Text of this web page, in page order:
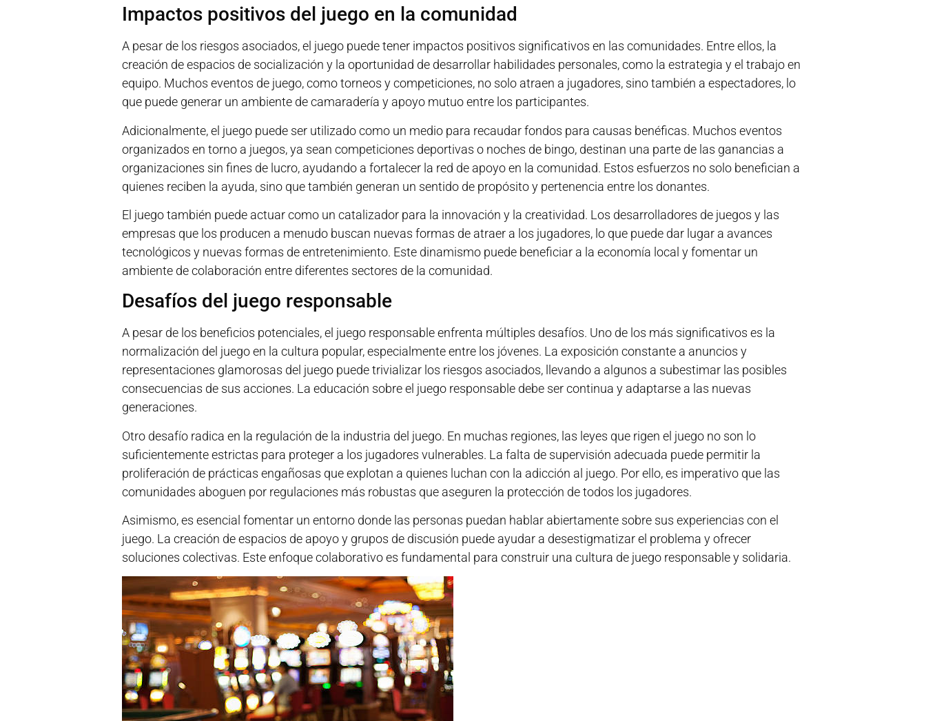
Impactos positivos del juego en la comunidad
A pesar de los riesgos asociados, el juego puede tener impactos positivos significativos en las comunidades. Entre ellos, la
creación de espacios de socialización y la oportunidad de desarrollar habilidades personales, como la estrategia y el trabajo en
equipo. Muchos eventos de juego, como torneos y competiciones, no solo atraen a jugadores, sino también a espectadores, lo
que puede generar un ambiente de camaradería y apoyo mutuo entre los participantes.
Adicionalmente, el juego puede ser utilizado como un medio para recaudar fondos para causas benéficas. Muchos eventos
organizados en torno a juegos, ya sean competiciones deportivas o noches de bingo, destinan una parte de las ganancias a
organizaciones sin fines de lucro, ayudando a fortalecer la red de apoyo en la comunidad. Estos esfuerzos no solo benefician a
quienes reciben la ayuda, sino que también generan un sentido de propósito y pertenencia entre los donantes.
El juego también puede actuar como un catalizador para la innovación y la creatividad. Los desarrolladores de juegos y las
empresas que los producen a menudo buscan nuevas formas de atraer a los jugadores, lo que puede dar lugar a avances
tecnológicos y nuevas formas de entretenimiento. Este dinamismo puede beneficiar a la economía local y fomentar un
ambiente de colaboración entre diferentes sectores de la comunidad.
Desafíos del juego responsable
A pesar de los beneficios potenciales, el juego responsable enfrenta múltiples desafíos. Uno de los más significativos es la
normalización del juego en la cultura popular, especialmente entre los jóvenes. La exposición constante a anuncios y
representaciones glamorosas del juego puede trivializar los riesgos asociados, llevando a algunos a subestimar las posibles
consecuencias de sus acciones. La educación sobre el juego responsable debe ser continua y adaptarse a las nuevas
generaciones.
Otro desafío radica en la regulación de la industria del juego. En muchas regiones, las leyes que rigen el juego no son lo
suficientemente estrictas para proteger a los jugadores vulnerables. La falta de supervisión adecuada puede permitir la
proliferación de prácticas engañosas que explotan a quienes luchan con la adicción al juego. Por ello, es imperativo que las
comunidades aboguen por regulaciones más robustas que aseguren la protección de todos los jugadores.
Asimismo, es esencial fomentar un entorno donde las personas puedan hablar abiertamente sobre sus experiencias con el
juego. La creación de espacios de apoyo y grupos de discusión puede ayudar a desestigmatizar el problema y ofrecer
soluciones colectivas. Este enfoque colaborativo es fundamental para construir una cultura de juego responsable y solidaria.